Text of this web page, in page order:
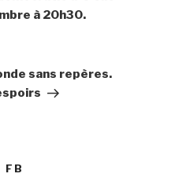
à 20h30.
sans repères.
FB